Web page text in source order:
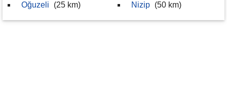
Oğuzeli (25 km) Nizip (50 km)